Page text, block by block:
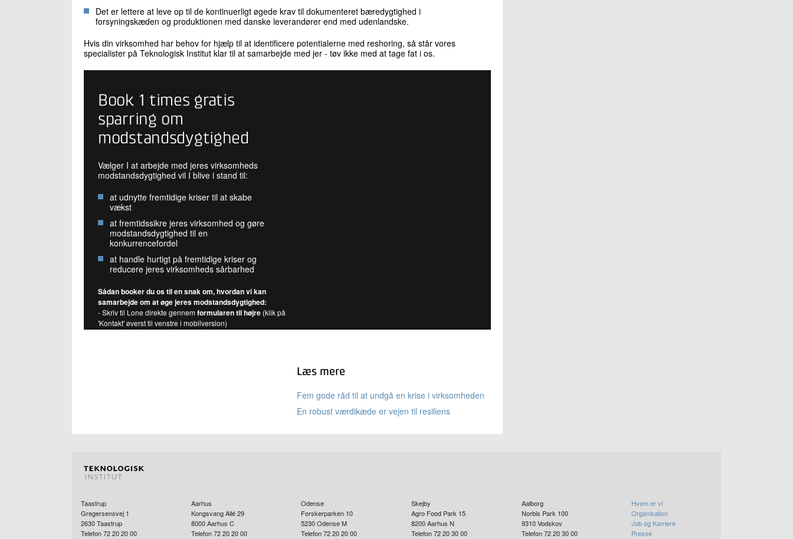
Det er lettere at leve op til de kontinuerligt øgede krav til dokumenteret bæredygtighed i
forsyningskæden og produktionen med danske leverandører end med udenlandske.
Hvis din virksomhed har behov for hjælp til at identificere potentialerne med reshoring, så står vores
specialister på Teknologisk Institut klar til at samarbejde med jer - tøv ikke med at tage fat i os.
Book 1 times gratis
sparring om
modstandsdygtighed
Vælger I at arbejde med jeres virksomheds
modstandsdygtighed vil I blive i stand til:
at udnytte fremtidige kriser til at skabe
vækst
at fremtidssikre jeres virksomhed og gøre
modstandsdygtighed til en
konkurrencefordel
at handle hurtigt på fremtidige kriser og
reducere jeres virksomheds sårbarhed
Sådan booker du os til en snak om, hvordan vi kan
samarbejde om at øge jeres modstandsdygtighed:
- Skriv til Lone direkte gennemformularen til højre(klik på
'Kontakt' øverst til venstre i mobilversion)
Læs mere
Fem gode råd til at undgå en krise i virksomheden
En robust værdikæde er vejen til resiliens
Taastrup
Gregersensvej 1
2630Taastrup
Telefon 72 20 20 00
Aarhus
Kongsvang Allé 29
8000 Aarhus C
Telefon 72 20 20 00
Odense
Forskerparken 10
5230 Odense M
Telefon 72 20 20 00
Skejby
Agro Food Park 15
8200Aarhus N
Telefon 72 20 30 00
Aalborg
Norbis Park 100
9310 Vodskov
Telefon 72 20 30 00
Hvem er vi
Organisation
Job og Karriere
Presse